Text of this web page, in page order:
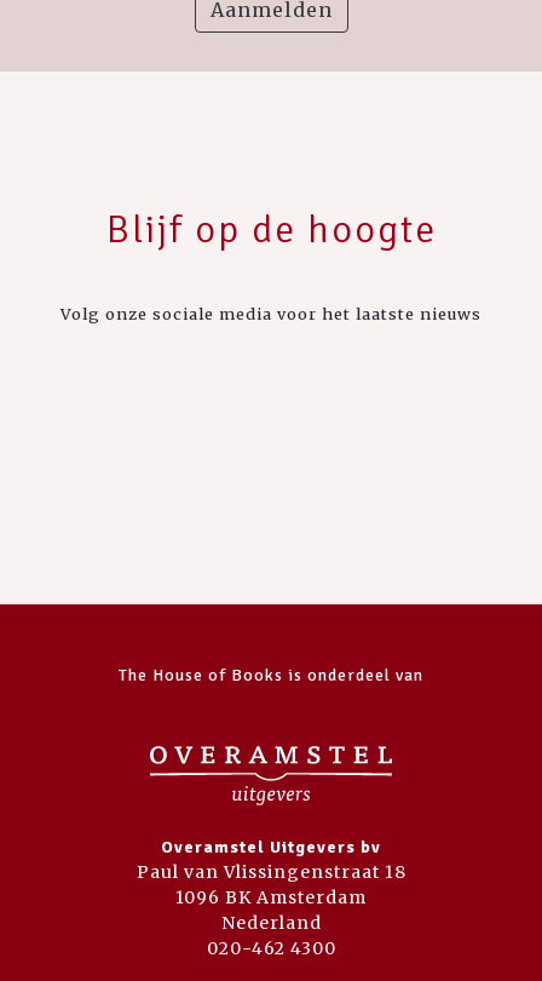
Aanmelden
Blijf op de hoogte
Volg onze sociale media voor het laatste nieuws
The House of Books is onderdeel van
Overamstel Uitgevers bv
Paul van Vlissingenstraat 18
1096 BK Amsterdam
Nederland
020-462 4300